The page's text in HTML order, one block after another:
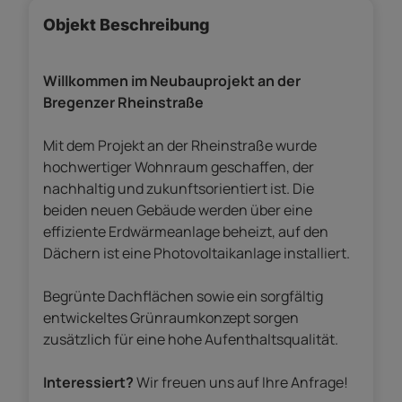
Objekt Beschreibung
Willkommen im Neubauprojekt an der
Bregenzer Rheinstraße
Mit dem Projekt an der Rheinstraße wurde
hochwertiger Wohnraum geschaffen, der
nachhaltig und zukunftsorientiert ist. Die
beiden neuen Gebäude werden über eine
effiziente Erdwärmeanlage beheizt, auf den
Dächern ist eine Photovoltaikanlage installiert.
Begrünte Dachflächen sowie ein sorgfältig
entwickeltes Grünraumkonzept sorgen
zusätzlich für eine hohe Aufenthaltsqualität.
Interessiert?Wir freuen uns auf Ihre Anfrage!